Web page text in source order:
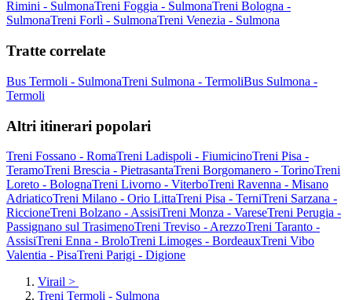
Rimini - SulmonaTreni Foggia - SulmonaTreni Bologna -
SulmonaTreni Forlì - SulmonaTreni Venezia - Sulmona
Tratte correlate
Bus Termoli - SulmonaTreni Sulmona - TermoliBus Sulmona -
Termoli
Altri itinerari popolari
Treni Fossano - RomaTreni Ladispoli - FiumicinoTreni Pisa -
TeramoTreni Brescia - PietrasantaTreni Borgomanero - TorinoTreni
Loreto - BolognaTreni Livorno - ViterboTreni Ravenna - Misano
AdriaticoTreni Milano - Orio LittaTreni Pisa - TerniTreni Sarzana -
RiccioneTreni Bolzano - AssisiTreni Monza - VareseTreni Perugia -
Passignano sul TrasimenoTreni Treviso - ArezzoTreni Taranto -
AssisiTreni Enna - BroloTreni Limoges - BordeauxTreni Vibo
Valentia - PisaTreni Parigi - Digione
Virail >
Treni Termoli - Sulmona